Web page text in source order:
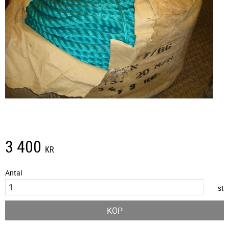
3 400 KR
Antal
st
KÖP